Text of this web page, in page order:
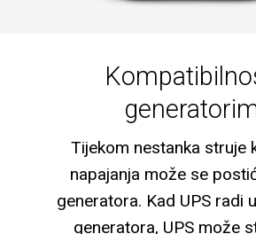
Tijekom nestanka struje
napajanja može se
generatora. Kad UPS radi
generatora, UPS može